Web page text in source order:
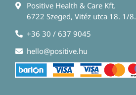
Positive Health & Care Kft.
6722 Szeged, Vitéz utca 18. 1/8.
+36 30 / 637 9045
hello@positive.hu